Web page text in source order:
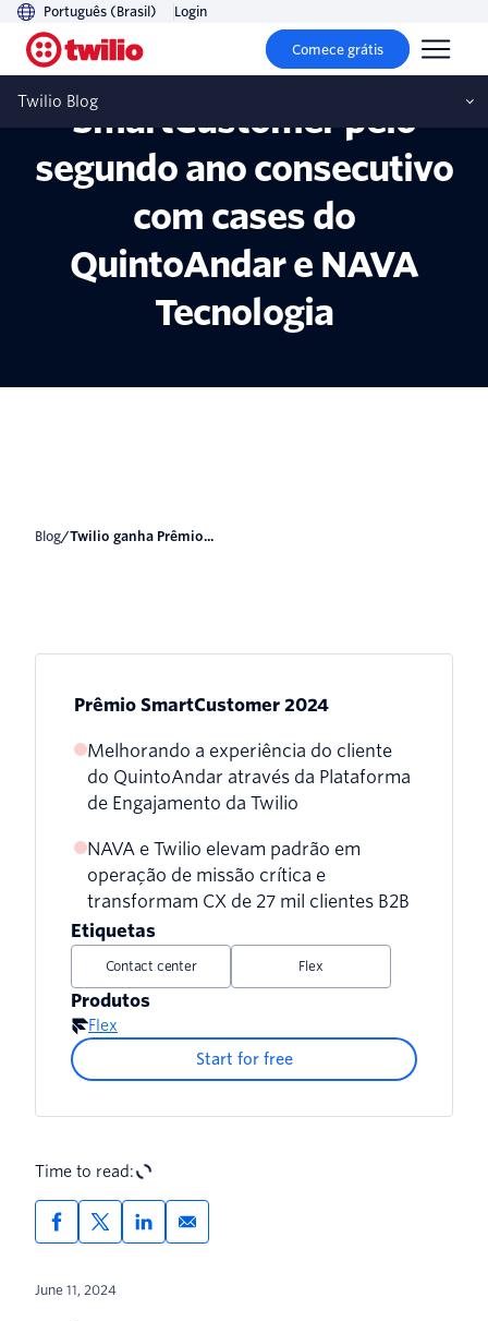
Português (Brasil) Login
Comece grátis
Twilio Blog
Twilio ganha Prêmio
SmartCustomer pelo
segundo ano consecutivo
com cases do
QuintoAndar e NAVA
Tecnologia
blog/ Twilio ganha Prêmio...
Prêmio SmartCustomer 2024
Melhorando a experiência do cliente
do QuintoAndar através da Plataforma
de Engajamento da Twilio
NAVA e Twilio elevam padrão em
operação de missão crítica e
transformam CX de 27 mil clientes B2B
Etiquetas
Contact center Flex
Produtos
Flex
Start for free
Time to read:
June 11, 2024